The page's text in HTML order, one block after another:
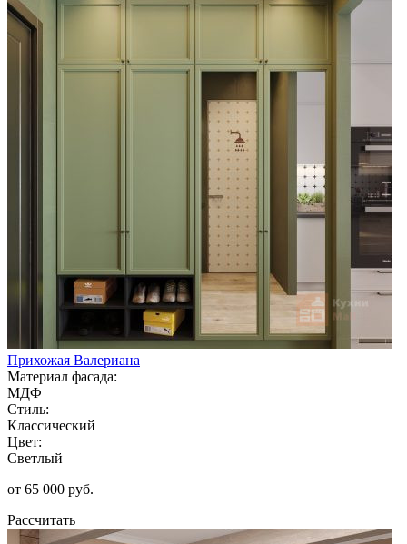
Прихожая Валериана
Материал фасада:
МДФ
Стиль:
Классический
Цвет:
Светлый
от 65 000 руб.
Рассчитать